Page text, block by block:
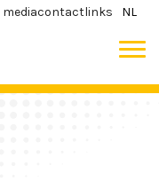
mediacontactlinks NL